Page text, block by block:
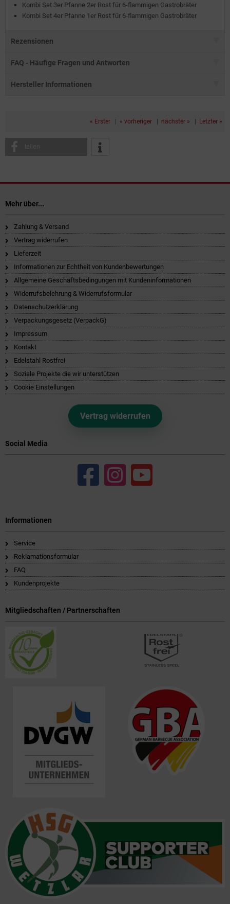
Kombi Set 3er Pfanne 2er Rost für 6-flammigen Gastrobräter
Kombi Set 4er Pfanne 1er Rost für 6-flammigen Gastrobräter
Rezensionen
FAQ - Häufige Fragen und Antworten
Hersteller Informationen
« Erster « vorheriger nächster » Letzter »
Mehr über...
Zahlung & Versand
Vertrag widerrufen
Lieferzeit
Informationen zur Echtheit von Kundenbewertungen
Allgemeine Geschäftsbedingungen mit Kundeninformationen
Widerrufsbelehrung & Widerrufsformular
Datenschutzerklärung
Verpackungsgesetz (VerpackG)
Impressum
Kontakt
Edelstahl Rostfrei
Soziale Projekte die wir unterstützen
Cookie Einstellungen
Vertrag widerrufen
Social Media
Informationen
Service
Reklamationsformular
FAQ
Kundenprojekte
Mitgliedschaften / Partnerschaften